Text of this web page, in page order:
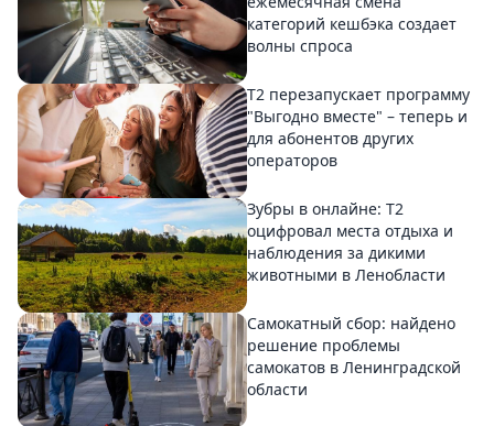
категорий кешбэка создает
волны спроса
Т2 перезапускает программу
"Выгодно вместе" – теперь и
для абонентов других
операторов
Зубры в онлайне: Т2
оцифровал места отдыха и
наблюдения за дикими
животными в Ленобласти
Самокатный сбор: найдено
решение проблемы
самокатов в Ленинградской
области